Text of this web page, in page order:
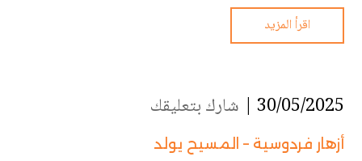
اقرأ المزيد
30/05/2025 | شارك بتعليقك
أزهار فردوسية – المسيح يولد